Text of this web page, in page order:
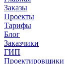
Заказы
Проекты
Тарифы
Блог
Заказчики
ГИП
Проектировщики